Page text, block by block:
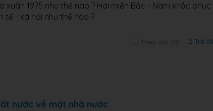
1975 như thế nào ? Hai miền Bắc - Nam khắc phục
tế - xã hội như thế nào ?
Theo dõi (0) 2 Trả lời
nước về mặt nhà nước